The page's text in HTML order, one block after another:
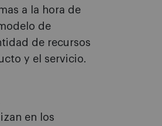
a la hora de
de
de recursos
y el servicio.
en los